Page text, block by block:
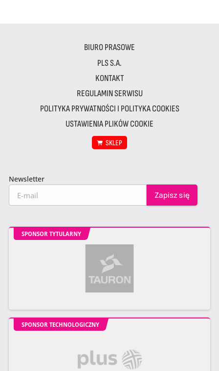
BIURO PRASOWE
PLS S.A.
KONTAKT
REGULAMIN SERWISU
POLITYKA PRYWATNOŚCI I POLITYKA COOKIES
USTAWIENIA PLIKÓW COOKIE
SKLEP
Newsletter
SPONSOR TYTULARNY
SPONSOR TECHNOLOGICZNY